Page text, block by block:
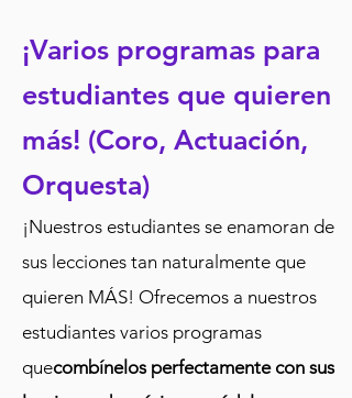
¡Varios programas para
estudiantes que quieren
más! (Coro, Actuación,
Orquesta)
¡Nuestros estudiantes se enamoran de
sus lecciones tan naturalmente que
quieren MÁS! Ofrecemos a nuestros
estudiantes varios programas
quecombínelos perfectamente con sus